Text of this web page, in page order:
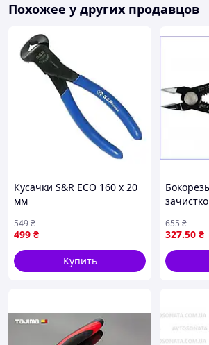
Похожее у других продавцов
Кусачки S&R ECO 160 х 20
мм
499 ₴
549₴
Купить
327.50 ₴
655₴